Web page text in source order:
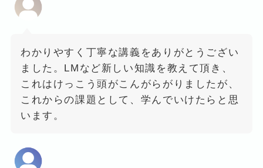
わかりやすく丁寧な講義をありがとうござい
ました。LMなど新しい知識を教えて頂き、
これはけっこう頭がこんがらがりましたが、
これからの課題として、学んでいけたらと思
います。